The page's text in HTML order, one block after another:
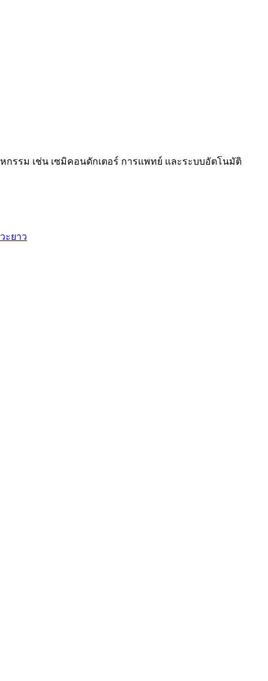
รรม เช่น เซมิคอนดักเตอร์ การแพทย์ และระบบอัตโนมัติ
ะยาว